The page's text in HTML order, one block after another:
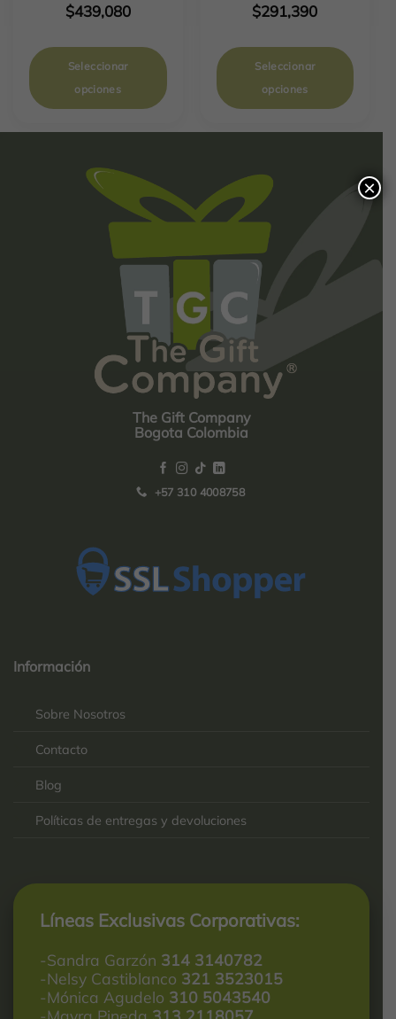
$439,080
Seleccionar
opciones
$291,390
Seleccionar
opciones
The Gift Company
Bogota Colombia
+57 310 4008758
2025-
Información
Sobre Nosotros
Contacto
Blog
Políticas de entregas y devoluciones
Líneas Exclusivas Corporativas:
-Sandra Garzón 314 3140782
-Nelsy Castiblanco 321 3523015
-Mónica Agudelo 310 5043540
×